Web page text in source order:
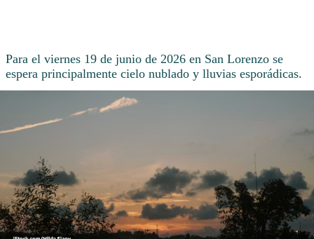
Para el viernes 19 de junio de 2026 en San Lorenzo se
espera principalmente cielo nublado y lluvias esporádicas.